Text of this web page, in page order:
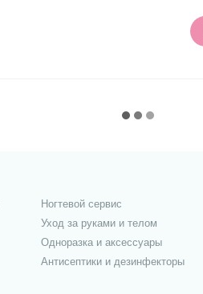
Ногтевой сервис
Уход за руками и телом
Одноразка и аксессуары
Антисептики и дезинфекторы